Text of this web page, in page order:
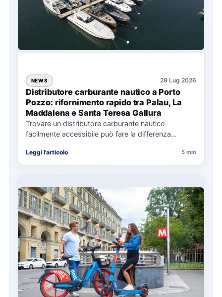
NEWS 29 Lug 2026
Distributore carburante nautico a Porto
Pozzo: rifornimento rapido tra Palau, La
Maddalena e Santa Teresa Gallura
Trovare un distributore carburante nautico
facilmente accessibile può fare la differenza
soprattutto…
Leggi l'articolo 5 min